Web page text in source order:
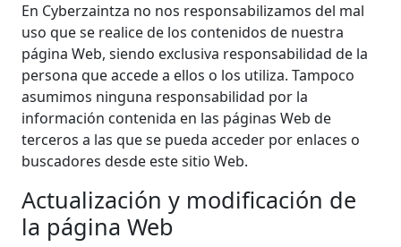
En Cyberzaintza no nos responsabilizamos del mal
uso que se realice de los contenidos de nuestra
página Web, siendo exclusiva responsabilidad de la
persona que accede a ellos o los utiliza. Tampoco
asumimos ninguna responsabilidad por la
información contenida en las páginas Web de
terceros a las que se pueda acceder por enlaces o
buscadores desde este sitio Web.
Actualización y modificación de
la página Web